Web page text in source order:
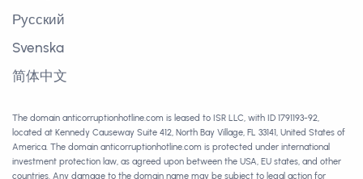
Русский
Svenska
简体中文
The domain anticorruptionhotline.com is leased to ISR LLC, with ID 1791193-92,
located at Kennedy Causeway Suite 412, North Bay Village, FL 33141, United States of
America. The domain anticorruptionhotline.com is protected under international
investment protection law, as agreed upon between the USA, EU states, and other
countries. Any damage to the domain name may be subject to legal action for